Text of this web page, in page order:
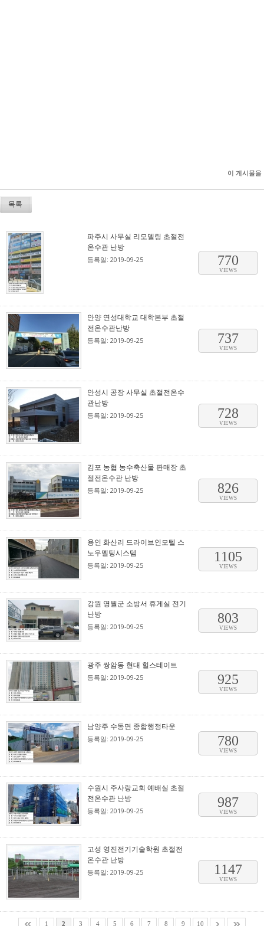
이 게시물을
목록
파주시 사무실 리모델링 초절전
온수관 난방
등록일: 2019-09-25 770
VIEWS
안양 연성대학교 대학본부 초절
전온수관난방
등록일: 2019-09-25 737
VIEWS
안성시 공장 사무실 초절전온수
관난방
등록일: 2019-09-25 728
VIEWS
김포 농협 농수축산물 판매장 초
절전온수관 난방
등록일: 2019-09-25 826
VIEWS
용인 화산리 드라이브인모텔 스
노우멜팅시스템
등록일: 2019-09-25
1105
VIEWS
강원 영월군 소방서 휴게실 전기
난방
등록일: 2019-09-25
803
VIEWS
광주 쌍암동 현대 힐스테이트
등록일: 2019-09-25 925
VIEWS
남양주 수동면 종합행정타운
등록일: 2019-09-25 780
VIEWS
수원시 주사랑교회 예배실 초절
전온수관 난방
등록일: 2019-09-25
987
VIEWS
고성 영진전기기술학원 초절전
온수관 난방
등록일: 2019-09-25 1147
VIEWS
1 2 3 4 5 6 7 8 9 10